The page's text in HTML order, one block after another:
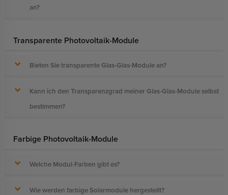
an?
Transparente Photovoltaik-Module
Bieten Sie transparente Glas-Glas-Module an?
Kann ich den Transparenzgrad meiner Glas-Glas-Module selbst
bestimmen?
Farbige Photovoltaik-Module
Welche Modul-Farben gibt es?
Wie werden farbige Solarmodule hergestellt?